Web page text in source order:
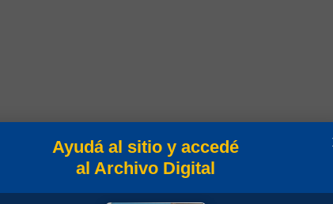
Ayudá al sitio y accedé
al Archivo Digital